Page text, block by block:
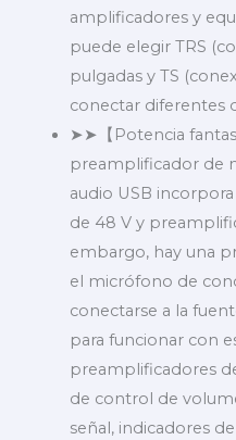
amplificadores y
puede elegir TRS
pulgadas y TS
conectar diferentes
➤➤【Potencia
preamplificador de
audio USB
de 48 V y
embargo, hay una
el micrófono de
conectarse a la
para funcionar con
preamplificadores
de control de
señal, indicadores